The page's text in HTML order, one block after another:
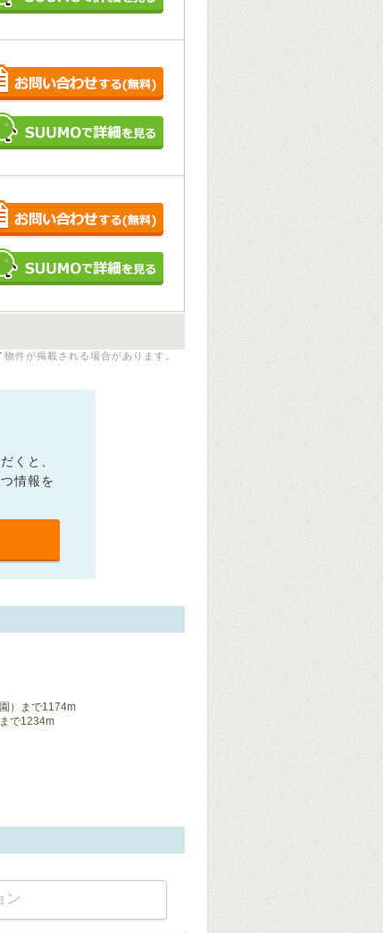
件が掲載される場合があります。
くと、
情報を
）まで1174m
で1234m
ン